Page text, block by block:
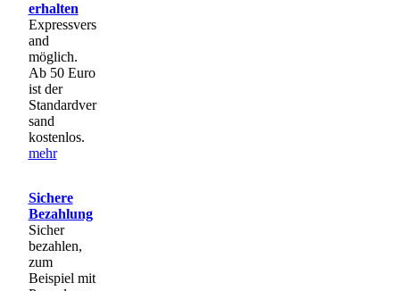
erhalten
Expressvers
and
möglich.
Ab 50 Euro
ist der
Standardver
sand
kostenlos.
mehr
Sichere
Bezahlung
Sicher
bezahlen,
zum
Beispiel mit